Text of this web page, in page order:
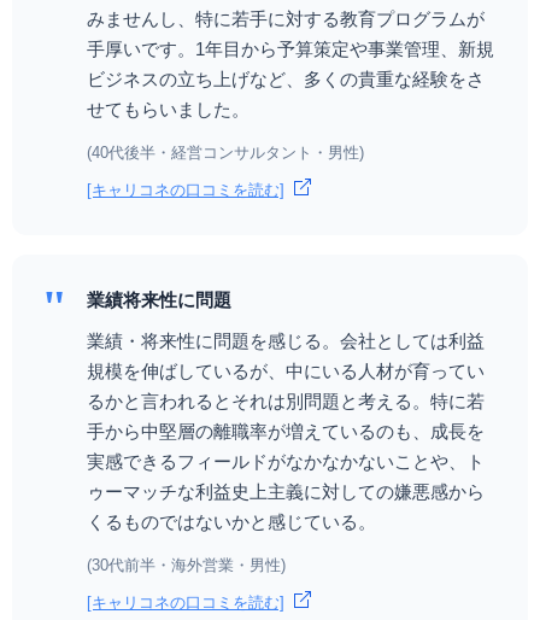
みませんし、特に若手に対する教育プログラムが
手厚いです。1年目から予算策定や事業管理、新規
ビジネスの立ち上げなど、多くの貴重な経験をさ
せてもらいました。
(40代後半・経営コンサルタント・男性)
[キャリコネの口コミを読む]
"
業績将来性に問題
業績・将来性に問題を感じる。会社としては利益
規模を伸ばしているが、中にいる人材が育ってい
るかと言われるとそれは別問題と考える。特に若
手から中堅層の離職率が増えているのも、成長を
実感できるフィールドがなかなかないことや、ト
ゥーマッチな利益史上主義に対しての嫌悪感から
くるものではないかと感じている。
(30代前半・海外営業・男性)
[キャリコネの口コミを読む]